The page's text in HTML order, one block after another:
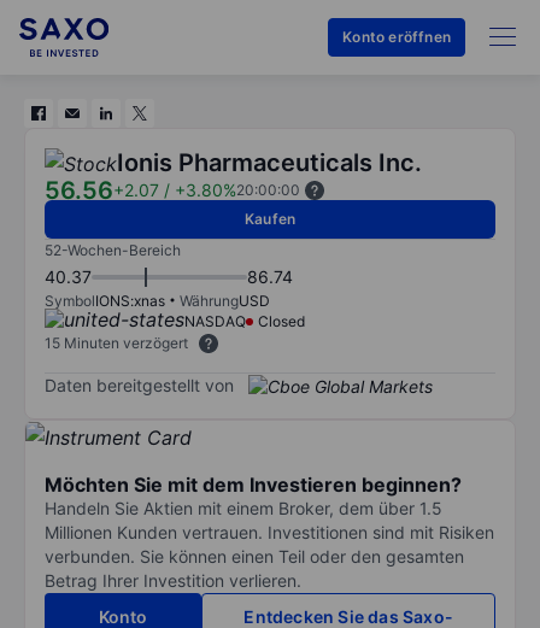
Konto eröffnen
Ionis Pharmaceuticals Inc.
56.56+2.07 / +3.80%20:00:00
Kaufen
52-Wochen-Bereich
40.37 86.74
SymbolIONS:xnas WährungUSD
NASDAQ
Closed
15 Minuten verzögert
Daten bereitgestellt von
Möchten Sie mit dem Investieren beginnen?
Handeln Sie Aktien mit einem Broker, dem über 1.5
Millionen Kunden vertrauen. Investitionen sind mit Risiken
verbunden. Sie können einen Teil oder den gesamten
Betrag Ihrer Investition verlieren.
Konto
Entdecken Sie das Saxo-